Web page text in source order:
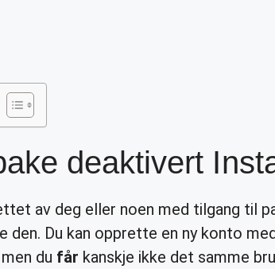
deaktivert
av deg eller noen med tilgang til
den. Du kan opprette en ny konto
du får kanskje ikke det samme